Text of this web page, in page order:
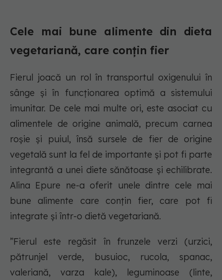
Cele mai bune alimente din dieta
vegetariană, care conțin fier
Fierul joacă un rol în transportul oxigenului în
sânge și în funcționarea optimă a sistemului
imunitar. De cele mai multe ori, este asociat cu
alimentele de origine animală, precum carnea
roșie și puiul, însă sursele de fier de origine
vegetală sunt la fel de importante și pot fi parte
integrantă a unei diete sănătoase și echilibrate.
Alina Epure ne-a oferit unele dintre cele mai
bune alimente care conțin fier, care pot fi
integrate și într-o dietă vegetariană.
”Fierul este regăsit în frunzele verzi (urzici,
pătrunjel verde, busuioc, rucola, spanac,
valeriană, varza kale), leguminoase (linte,